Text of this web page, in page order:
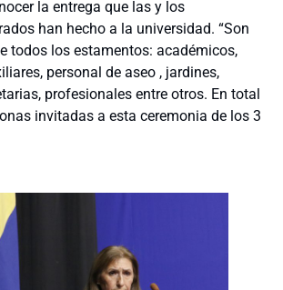
la entrega que las y los
han hecho a la universidad. “Son
todos los estamentos: académicos,
personal de aseo , jardines,
profesionales entre otros. En total
invitadas a esta ceremonia de los 3